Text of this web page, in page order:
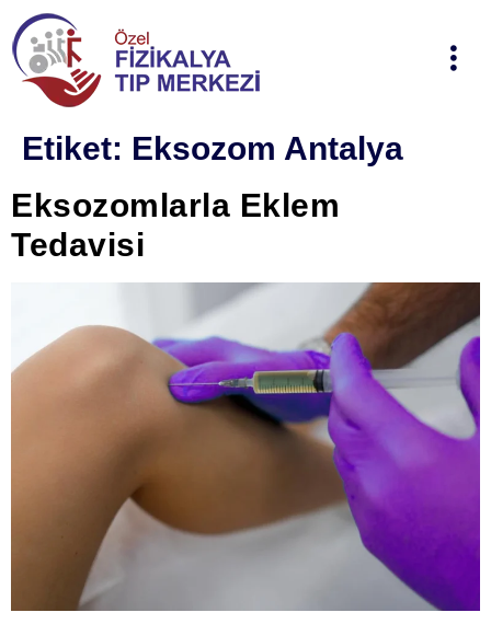
Etiket: Eksozom Antalya
Eksozomlarla Eklem
Tedavisi